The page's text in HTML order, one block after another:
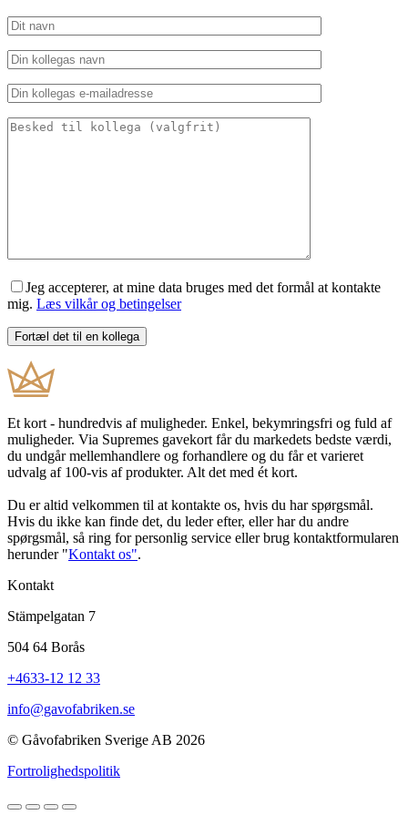
Jeg accepterer, at mine data bruges med det formål at kontakte
mig. Læs vilkår og betingelser
Et kort - hundredvis af muligheder. Enkel, bekymringsfri og fuld af
muligheder. Via Supremes gavekort får du markedets bedste værdi,
du undgår mellemhandlere og forhandlere og du får et varieret
udvalg af 100-vis af produkter. Alt det med ét kort.
Du er altid velkommen til at kontakte os, hvis du har spørgsmål.
Hvis du ikke kan finde det, du leder efter, eller har du andre
spørgsmål, så ring for personlig service eller brug kontaktformularen
herunder "Kontakt os".
Kontakt
Stämpelgatan 7
504 64 Borås
+4633-12 12 33
info@gavofabriken.se
© Gåvofabriken Sverige AB 2026
Fortrolighedspolitik